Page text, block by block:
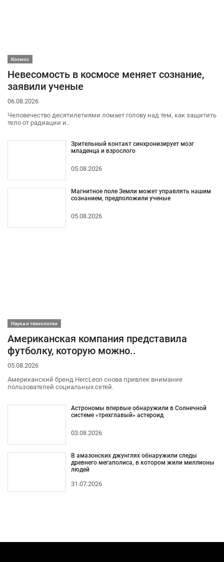
Космос
Невесомость в космосе меняет сознание,
заявили ученые
06.08.2026
Человечество десятилетиями ломает голову над тем, как защитить
тело от радиации и..
Зрительный контакт синхронизирует мозг
младенца и взрослого
05.08.2026
Магнитное поле Земли может управлять нашим
сознанием, предположили ученые
05.08.2026
Наука и технологии
Американская компания представила
футболку, которую можно..
05.08.2026
Американский бренд HercLeon снова привлек внимание
пользователей социальных сетей.
Астрономы впервые обнаружили в Солнечной
системе «трехглавый» астероид
03.08.2026
В амазонских джунглях обнаружили следы
древнего мегаполиса, в котором жили миллионы
людей
31.07.2026